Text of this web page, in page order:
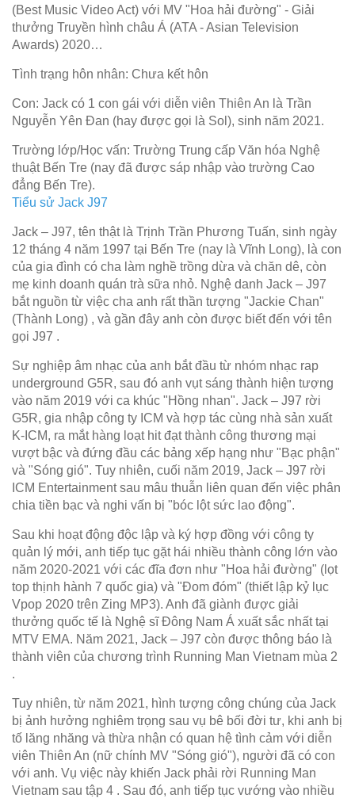
(Best Music Video Act) với MV "Hoa hải đường" - Giải
thưởng Truyền hình châu Á (ATA - Asian Television
Awards) 2020…
Tình trạng hôn nhân: Chưa kết hôn
Con: Jack có 1 con gái với diễn viên Thiên An là Trần
Nguyễn Yên Đan (hay được gọi là Sol), sinh năm 2021.
Trường lớp/Học vấn: Trường Trung cấp Văn hóa Nghệ
thuật Bến Tre (nay đã được sáp nhập vào trường Cao
đẳng Bến Tre).
Tiểu sử Jack J97
Jack – J97, tên thật là Trịnh Trần Phương Tuấn, sinh ngày
12 tháng 4 năm 1997 tại Bến Tre (nay là Vĩnh Long), là con
của gia đình có cha làm nghề trồng dừa và chăn dê, còn
mẹ kinh doanh quán trà sữa nhỏ. Nghệ danh Jack – J97
bắt nguồn từ việc cha anh rất thần tượng "Jackie Chan"
(Thành Long) , và gần đây anh còn được biết đến với tên
gọi J97 .
Sự nghiệp âm nhạc của anh bắt đầu từ nhóm nhạc rap
underground G5R, sau đó anh vụt sáng thành hiện tượng
vào năm 2019 với ca khúc "Hồng nhan". Jack – J97 rời
G5R, gia nhập công ty ICM và hợp tác cùng nhà sản xuất
K-ICM, ra mắt hàng loạt hit đạt thành công thương mại
vượt bậc và đứng đầu các bảng xếp hạng như "Bạc phận"
và "Sóng gió". Tuy nhiên, cuối năm 2019, Jack – J97 rời
ICM Entertainment sau mâu thuẫn liên quan đến việc phân
chia tiền bạc và nghi vấn bị "bóc lột sức lao động".
Sau khi hoạt động độc lập và ký hợp đồng với công ty
quản lý mới, anh tiếp tục gặt hái nhiều thành công lớn vào
năm 2020-2021 với các đĩa đơn như "Hoa hải đường" (lọt
top thịnh hành 7 quốc gia) và "Đom đóm" (thiết lập kỷ lục
Vpop 2020 trên Zing MP3). Anh đã giành được giải
thưởng quốc tế là Nghệ sĩ Đông Nam Á xuất sắc nhất tại
MTV EMA. Năm 2021, Jack – J97 còn được thông báo là
thành viên của chương trình Running Man Vietnam mùa 2
.
Tuy nhiên, từ năm 2021, hình tượng công chúng của Jack
bị ảnh hưởng nghiêm trọng sau vụ bê bối đời tư, khi anh bị
tố lăng nhăng và thừa nhận có quan hệ tình cảm với diễn
viên Thiên An (nữ chính MV "Sóng gió"), người đã có con
với anh. Vụ việc này khiến Jack phải rời Running Man
Vietnam sau tập 4 . Sau đó, anh tiếp tục vướng vào nhiều